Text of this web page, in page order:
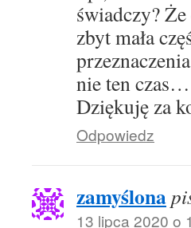
świadczy? Że
zbyt mała
nie ten
Dziękuję za
Odpowiedz
zamyślona
13 lipca 2020 o